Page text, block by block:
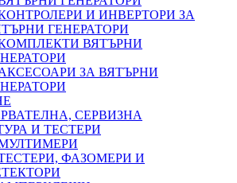
И ИНВЕРТОРИ ЗА
ГЕНЕРАТОРИ
ВЯТЪРНИ
ЗА ВЯТЪРНИ
СЕРВИЗНА
И ТЕСТЕРИ
ФАЗОМЕРИ И